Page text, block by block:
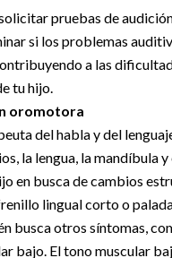
pruebas de
si los problemas
a las
tu hijo.
oromotora
del habla y del
la lengua, la mandíbula
en busca de cambios
lingual corto o
busca otros síntomas,
bajo. El tono muscular